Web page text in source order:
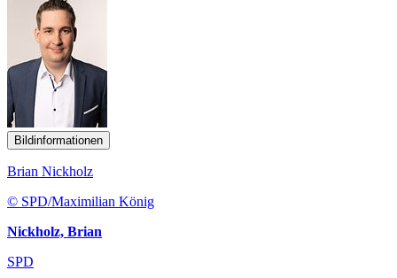
Bildinformationen
Brian Nickholz
© SPD/Maximilian König
Nickholz, Brian
SPD